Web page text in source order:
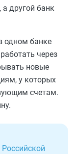
а другой банк
одном банке
через
новые
у которых
счетам.